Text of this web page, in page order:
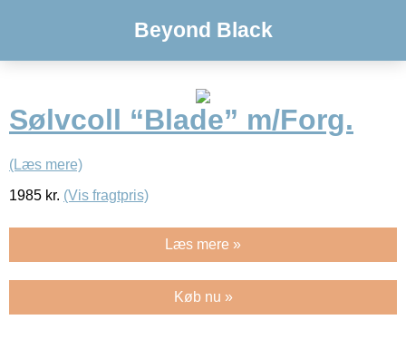
Beyond Black
Sølvcoll “Blade” m/Forg.
(Læs mere)
1985 kr. (Vis fragtpris)
Læs mere »
Køb nu »